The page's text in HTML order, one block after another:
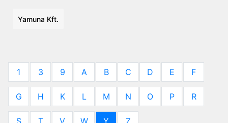
Yamuna Kft.
1 3 9 A B C D E F
G H K L M N O P R
S T V W Y Z